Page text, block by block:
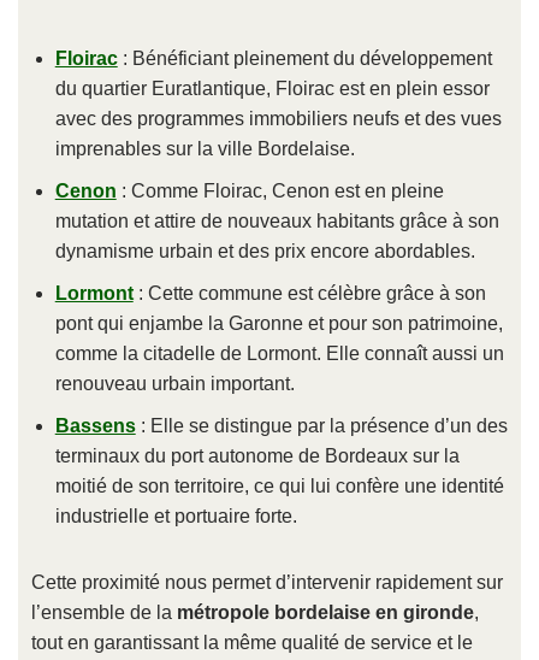
Floirac: Bénéficiant pleinement du développement
du quartier Euratlantique, Floirac est en plein essor
avec des programmes immobiliers neufs et des vues
imprenables sur la ville Bordelaise.
Cenon : Comme Floirac, Cenon est en pleine
mutation et attire de nouveaux habitants grâce à son
dynamisme urbain et des prix encore abordables.
Lormont: Cette commune est célèbre grâce à son
pont qui enjambe la Garonne et pour son patrimoine,
comme la citadelle de Lormont. Elle connaît aussi un
renouveau urbain important.
Bassens: Elle se distingue par la présence d’un des
terminaux du port autonome de Bordeaux sur la
moitié de son territoire, ce qui lui confère une identité
industrielle et portuaire forte.
Cette proximité nous permet d’intervenir rapidement sur
l’ensemble de la métropole bordelaise en gironde,
tout en garantissant la même qualité de service et le